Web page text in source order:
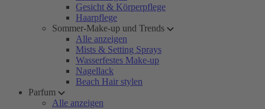
Gesicht & Körperpflege
Haarpflege
Sommer-Make-up und Trends
Alle anzeigen
Mists & Setting Sprays
Wasserfestes Make-up
Nagellack
Beach Hair stylen
Parfum
Alle anzeigen